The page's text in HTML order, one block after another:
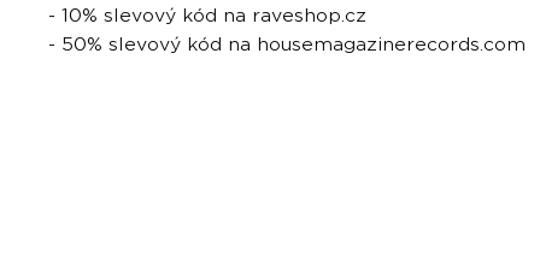
- 10% slevový kód na raveshop.cz
- 50% slevový kód na housemagazinerecords.com